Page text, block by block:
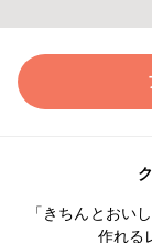
「きちんとおい
作れる